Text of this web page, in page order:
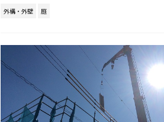
外構・外壁 庭